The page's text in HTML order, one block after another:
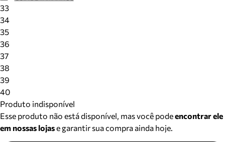
33
34
35
36
37
38
39
40
Produto indisponível
Esse produto não está disponível, mas você podeencontrar ele
em nossas lojase garantir sua compra ainda hoje.